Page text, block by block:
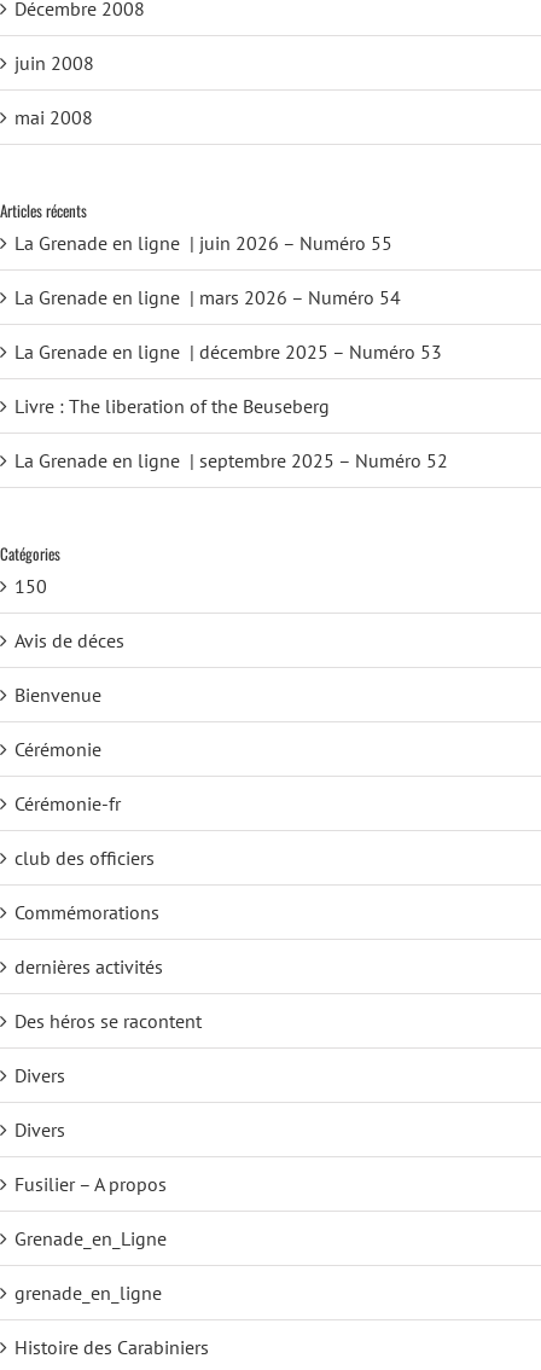
Décembre 2008
juin 2008
mai 2008
Articles récents
La Grenade en ligne | juin 2026 – Numéro 55
La Grenade en ligne | mars 2026 – Numéro 54
La Grenade en ligne | décembre 2025 – Numéro 53
Livre : The liberation of the Beuseberg
La Grenade en ligne | septembre 2025 – Numéro 52
Catégories
150
Avis de déces
Bienvenue
Cérémonie
Cérémonie-fr
club des officiers
Commémorations
dernières activités
Des héros se racontent
Divers
Divers
Fusilier – A propos
Grenade_en_Ligne
grenade_en_ligne
Histoire des Carabiniers